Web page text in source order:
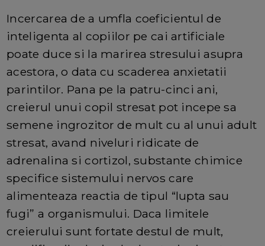
Incercarea de a umfla coeficientul de
inteligenta al copiilor pe cai artificiale
poate duce si la marirea stresului asupra
acestora, o data cu scaderea anxietatii
parintilor. Pana pe la patru-cinci ani,
creierul unui copil stresat pot incepe sa
semene ingrozitor de mult cu al unui adult
stresat, avand niveluri ridicate de
adrenalina si cortizol, substante chimice
specifice sistemului nervos care
alimenteaza reactia de tipul “lupta sau
fugi” a organismului. Daca limitele
creierului sunt fortate destul de mult,